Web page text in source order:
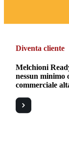
Diventa cliente
Melchioni
nessun minimo
commerciale